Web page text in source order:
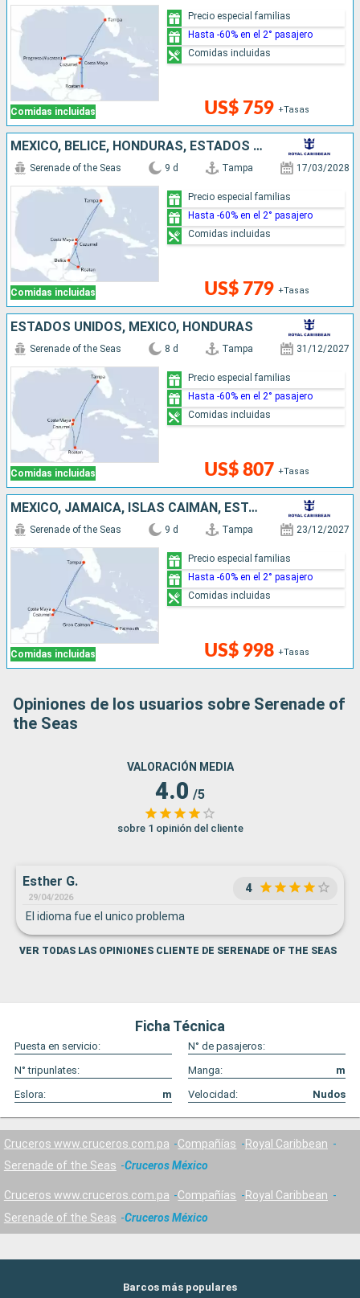
Comidas incluidas US$ 759 +Tasas
Precio especial familias
Hasta -60% en el 2° pasajero
Comidas incluidas
MÉXICO, BELICE, HONDURAS, ESTADOS UNIDOS
Comidas incluidas
Serenade of the Seas 9 d Tampa 17/03/2028
US$ 779 +Tasas
Precio especial familias
Hasta -60% en el 2° pasajero
Comidas incluidas
ESTADOS UNIDOS, MÉXICO, HONDURAS
Comidas incluidas
Serenade of the Seas 8 d Tampa 31/12/2027
US$ 807 +Tasas
Precio especial familias
Hasta -60% en el 2° pasajero
Comidas incluidas
MÉXICO, JAMAICA, ISLAS CAIMÁN, ESTADOS UNIDOS
Comidas incluidas
Serenade of the Seas 9 d Tampa 23/12/2027
US$ 998 +Tasas
Precio especial familias
Hasta -60% en el 2° pasajero
Comidas incluidas
Opiniones de los usuarios sobre Serenade of
the Seas
VALORACIÓN MEDIA
4.0 /5
sobre 1 opinión del cliente
Esther G.
29/04/2026
4
El idioma fue el unico problema
VER TODAS LAS OPINIONES CLIENTE DE SERENADE OF THE SEAS
Ficha Técnica
Puesta en servicio:
N° de pasajeros:
N° tripunlates:
Manga:
m
Eslora:
m Velocidad: Nudos
Cruceros www.cruceros.com.pa Compañías
Royal Caribbean
Serenade of the Seas
Cruceros México
Cruceros www.cruceros.com.pa Compañías
Royal Caribbean
Serenade of the Seas
Cruceros México
Barcos más populares